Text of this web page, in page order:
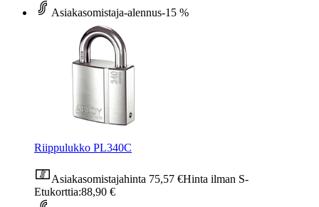
Asiakasomistaja-alennus-15 %
Riippulukko PL340C
Asiakasomistajahinta 75,57 €Hinta ilman S-
Etukorttia:88,90 €